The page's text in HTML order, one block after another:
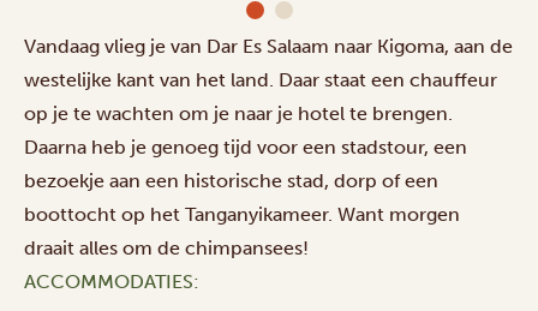
Vandaag vlieg je van Dar Es Salaam naar Kigoma, aan de
westelijke kant van het land. Daar staat een chauffeur
op je te wachten om je naar je hotel te brengen.
Daarna heb je genoeg tijd voor een stadstour, een
bezoekje aan een historische stad, dorp of een
boottocht op het Tanganyikameer. Want morgen
draait alles om de chimpansees!
ACCOMMODATIES: